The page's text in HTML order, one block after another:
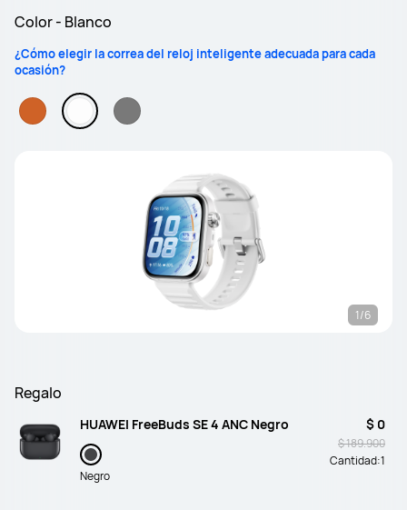
Color - Blanco
¿Cómo elegir la correa del reloj inteligente adecuada para cada
ocasión?
1/6
Regalo
HUAWEI FreeBuds SE 4 ANC Negro
Negro
$ 0
$ 189.900
Cantidad:1